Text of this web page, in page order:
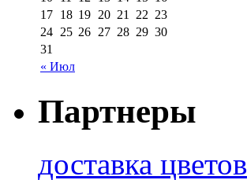
« Июл
17 18 19 20 21 22 23
24 25 26 27 28 29 30
31
Партнеры
доставка цветов